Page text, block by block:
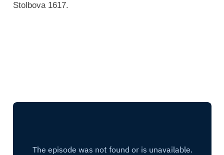
Stolbova 1617.